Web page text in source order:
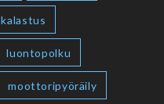
kalastus
luontopolku
moottoripyöräily